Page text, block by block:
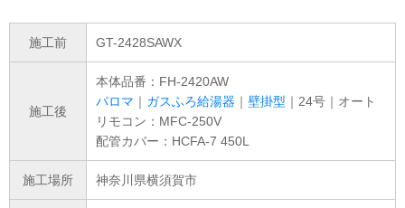
施工前 GT-2428SAWX
施工後
本体品番：FH-2420AW
パロマ ｜ ガスふろ給湯器 ｜ 壁掛型 ｜24号｜オート
リモコン：MFC-250V
配管カバー：HCFA-7 450L
施工場所 神奈川県横須賀市